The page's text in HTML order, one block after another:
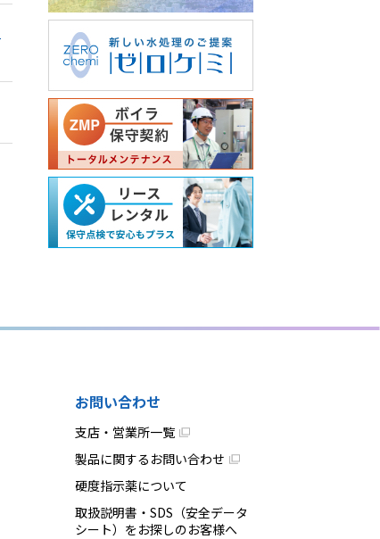
お問い合わせ
支店・営業所一覧
製品に関するお問い合わせ
硬度指示薬について
取扱説明書・SDS（安全データ
シート）をお探しのお客様へ